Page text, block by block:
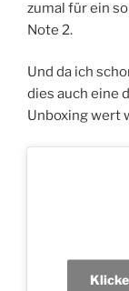
zumal für ein
Note 2.
Und da ich
dies auch eine
Unboxing wert